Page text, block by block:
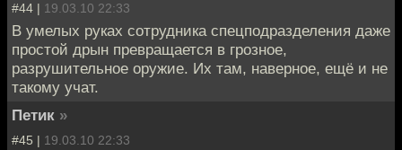
#44 | 19.03.10 22:33
В умелых руках сотрудника спецподразделения даже
простой дрын превращается в грозное,
разрушительное оружие. Их там, наверное, ещё и не
такому учат.
Петик »
#45 | 19.03.10 22:33